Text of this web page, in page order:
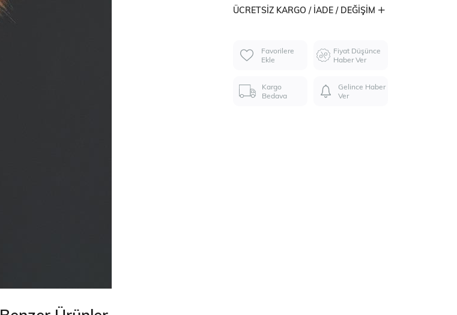
ÜCRETSIZ KARGO / İADE / DEĞIŞIM
Favorilere
Ekle
Fiyat Düşünce
Haber Ver
Kargo
Bedava
Gelince Haber
Ver